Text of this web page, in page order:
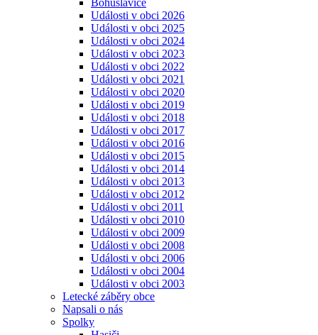
Bohuslavice
Události v obci 2026
Události v obci 2025
Události v obci 2024
Události v obci 2023
Události v obci 2022
Události v obci 2021
Události v obci 2020
Události v obci 2019
Události v obci 2018
Události v obci 2017
Události v obci 2016
Události v obci 2015
Události v obci 2014
Události v obci 2013
Události v obci 2012
Události v obci 2011
Události v obci 2010
Události v obci 2009
Události v obci 2008
Události v obci 2006
Události v obci 2004
Události v obci 2003
Letecké záběry obce
Napsali o nás
Spolky